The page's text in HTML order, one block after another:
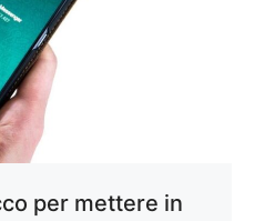
per mettere in